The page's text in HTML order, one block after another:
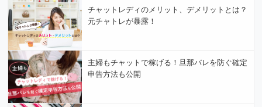
チャットレディのメリット、デメリットとは？
元チャトレが暴露！
主婦もチャットで稼げる！旦那バレを防ぐ確定
申告方法も公開